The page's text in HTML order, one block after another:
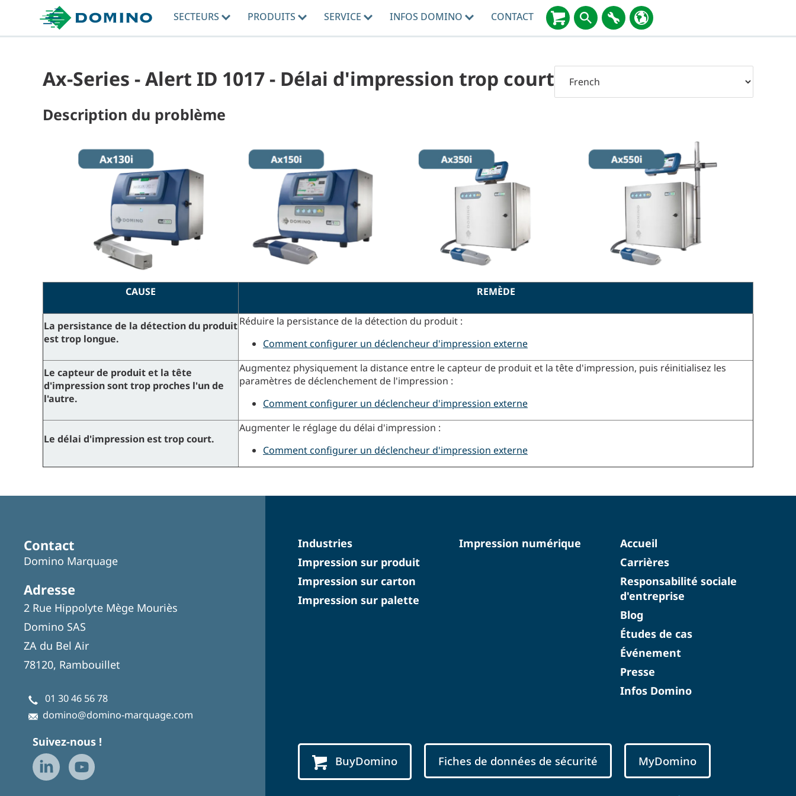
SECTEURS PRODUITS SERVICE INFOS DOMINO CONTACT
Ax-Series - Alert ID 1017 - Délai d'impression trop court
Description du problème
CAUSE REMÈDE
La persistance de la détection du produit
est trop longue.
Réduire la persistance de la détection du produit :
Comment configurer un déclencheur d'impression externe
Le capteur de produit et la tête
d'impression sont trop proches l'un de
l'autre.
Augmentez physiquement la distance entre le capteur de produit et la tête d'impression, puis réinitialisez les
paramètres de déclenchement de l'impression :
Comment configurer un déclencheur d'impression externe
Le délai d'impression est trop court.
Augmenter le réglage du délai d'impression :
Comment configurer un déclencheur d'impression externe
Contact
Domino Marquage
Adresse
2 Rue Hippolyte Mège Mouriès
Domino SAS
ZA du Bel Air
78120, Rambouillet
01 30 46 56 78
domino@domino-marquage.com
Suivez-nous !
Industries
Impression sur produit
Impression sur carton
Impression sur palette
Impression numérique
Accueil
Carrières
Responsabilité sociale
d'entreprise
Blog
Études de cas
Événement
Presse
Infos Domino
BuyDomino Fiches de données de sécurité MyDomino